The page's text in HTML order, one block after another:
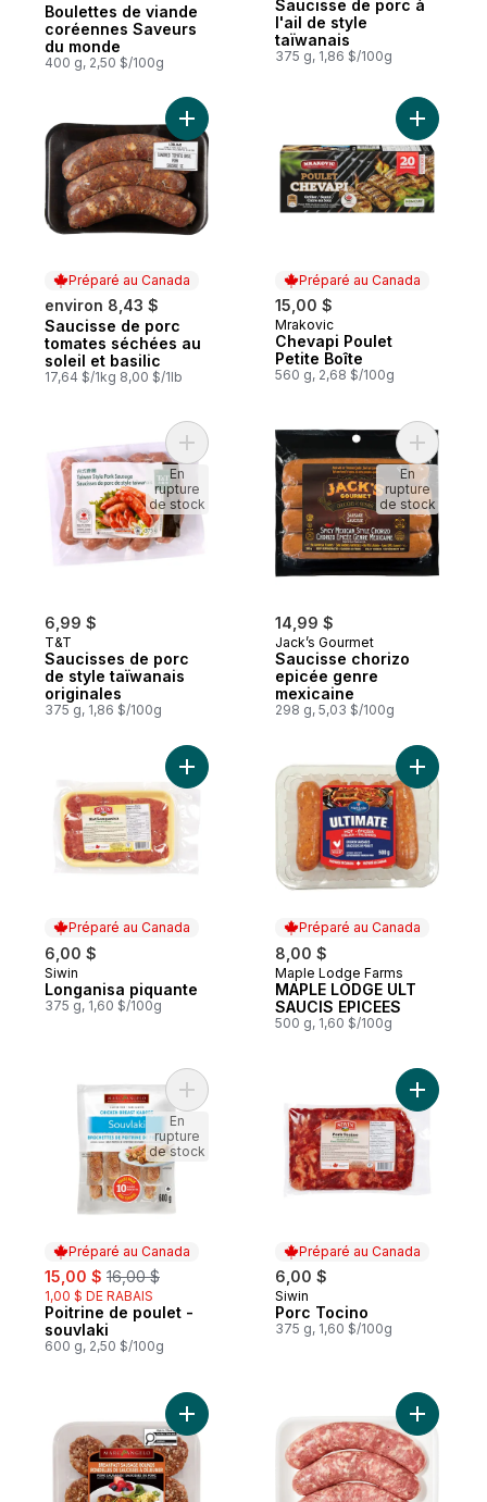
Boulettes de viande
coréennes Saveurs
du monde
400 g, 2,50 $/100g
Saucisse de porc à
l'ail de style
taïwanais
375 g, 1,86 $/100g
Préparé au Canada
environ 8,43 $
Préparé au Canada
Saucisse de porc
tomates séchées au
soleil et basilic
17,64 $/1kg 8,00 $/1lb
Ajouter Saucisse de porc tomates
Préparé au Canada
15,00 $
Préparé au Canada
Mrakovic
Chevapi Poulet
Petite Boîte
560 g, 2,68 $/100g
Ajouter
6,99 $
T&T
Saucisses de porc
de style taïwanais
originales
375 g, 1,86 $/100g
Ajouter Saucisses de porc de style
En
rupture
de stock
14,99 $
Jack’s Gourmet
Saucisse chorizo
epicée genre
mexicaine
298 g, 5,03 $/100g
Ajouter
En
rupture
de stock
Préparé au Canada
6,00 $
Préparé au Canada
Siwin
Longanisa piquante
375 g, 1,60 $/100g
Ajouter Longanisa piquante au panier
Préparé au Canada
8,00 $
Préparé au Canada
Maple Lodge Farms
MAPLE LODGE ULT
SAUCIS EPICEES
500 g, 1,60 $/100g
Ajouter
Préparé au Canada
sale:
15,00 $ , formerly:
16,00 $
1,00 $ DE RABAIS
Préparé au Canada
Poitrine de poulet -
souvlaki
600 g, 2,50 $/100g
Ajouter Poitrine de poulet - souvlaki au
En
rupture
de stock
Préparé au Canada
6,00 $
Préparé au Canada
Siwin
Porc Tocino
375 g, 1,60 $/100g
Ajouter
Ajouter Rondelles de saucisses àAjouter